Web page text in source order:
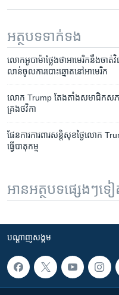
អត្ថបទ​ទាក់ទង
លោក​អូបាម៉ា​ថ្លែង​ថា​​អាមេរិក​នឹង​ចាត់​
លាន់​ចូល​ការ​បោះ​ឆ្នោត​នៅ​អាមេរិក
លោក Trump តែង​តាំង​សមាជិក​សភ
គ្រង​ថវិកា
ផែន​ការ​ការពារ​សន្តិសុខ​ថ្ងៃ​លោក
ធ្វើ​បាតុកម្ម​
អានអត្ថបទផ្សេងៗទៀ
បណ្តាញ​សង្គម